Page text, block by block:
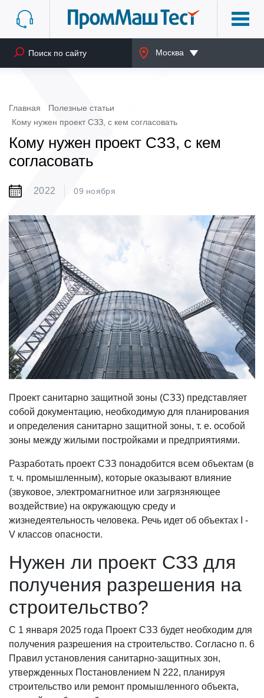
Москва
Главная
Полезные статьи
Кому нужен проект СЗЗ, с кем согласовать
Кому нужен проект СЗЗ, с кем
согласовать
2022 09 ноября
Проект санитарно защитной зоны (СЗЗ) представляет
собой документацию, необходимую для планирования
и определения санитарно защитной зоны, т. е. особой
зоны между жилыми постройками и предприятиями.
Разработать проект СЗЗ понадобится всем объектам (в
т. ч. промышленным), которые оказывают влияние
(звуковое, электромагнитное или загрязняющее
воздействие) на окружающую среду и
жизнедеятельность человека. Речь идет об объектах I -
V классов опасности.
Нужен ли проект СЗЗ для
получения разрешения на
строительство?
С 1 января 2025 года Проект СЗЗ будет необходим для
получения разрешения на строительство. Согласно п. 6
Правил установления санитарно-защитных зон,
утвержденных Постановлением N 222, планируя
строительство или ремонт промышленного объекта,